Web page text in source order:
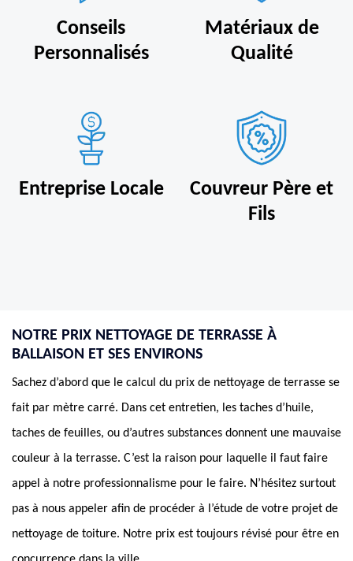
Conseils
Personnalisés
Matériaux de
Qualité
Entreprise Locale
Couvreur Père et
Fils
NOTRE PRIX NETTOYAGE DE TERRASSE À
BALLAISON ET SES ENVIRONS
Sachez d’abord que le calcul du prix de nettoyage de terrasse se
fait par mètre carré. Dans cet entretien, les taches d’huile,
taches de feuilles, ou d’autres substances donnent une mauvaise
couleur à la terrasse. C’est la raison pour laquelle il faut faire
appel à notre professionnalisme pour le faire. N’hésitez surtout
pas à nous appeler afin de procéder à l’étude de votre projet de
nettoyage de toiture. Notre prix est toujours révisé pour être en